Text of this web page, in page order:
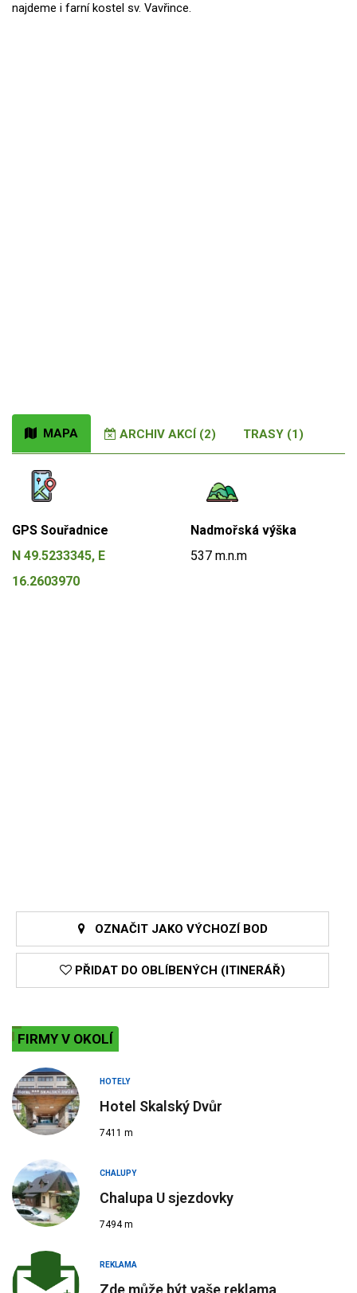
najdeme i farní kostel sv. Vavřince.
MAPA ARCHIV AKCÍ (2) TRASY (1)
GPS Souřadnice
N 49.5233345, E
16.2603970
Nadmořská výška
537 m.n.m
OZNAČIT JAKO VÝCHOZÍ BOD
PŘIDAT DO OBLÍBENÝCH (ITINERÁŘ)
FIRMY V OKOLÍ
HOTELY
Hotel Skalský Dvůr
7411 m
CHALUPY
Chalupa U sjezdovky
7494 m
REKLAMA
Zde může být vaše reklama